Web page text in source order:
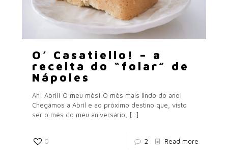
O’ Casatiello! – a
receita do “folar” de
Nápoles
Ah! Abril! O meu mês! O mês mais lindo do ano!
Chegámos a Abril e ao próximo destino que, visto
ser o mês do meu aniversário,
[…]
0 2 Read more